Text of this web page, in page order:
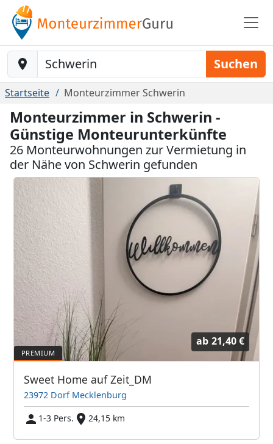
Baustelle-Location Suchen
Startseite Monteurzimmer Schwerin
Monteurzimmer in Schwerin -
Günstige Monteurunterkünfte
26 Monteurwohnungen zur Vermietung in
der Nähe von Schwerin gefunden
ab 21,40 €
Sweet Home auf Zeit_DM
23972 Dorf Mecklenburg
1-3 Pers.
24,15 km